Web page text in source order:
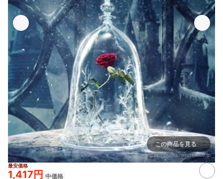
この商品を見る
出典：books.rakuten.co.jp
最安価格
1,417円 中価格